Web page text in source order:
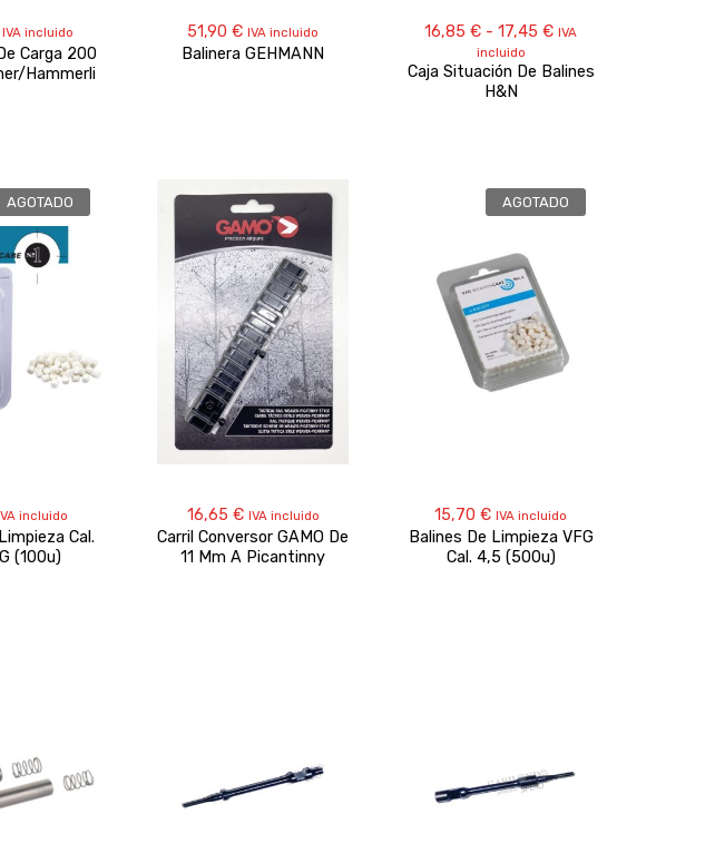
IVA incluido
Carga 200
Hammerli
51,90€ IVA incluido
Balinera GEHMANN
16,85€ - 17,45€Rango
precios:
IVA
incluido
Caja Situación De Balines
H&N
AGOTADO
incluido
Cal.
(100u)
16,65 € IVA incluido
Carril Conversor GAMO De
11 Mm A Picantinny
AGOTADO
15,70€ IVA incluido
Balines De Limpieza VFG
Cal. 4,5 (500u)